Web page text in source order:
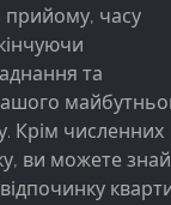
прийому, часу
та
Крім численних
ви можете